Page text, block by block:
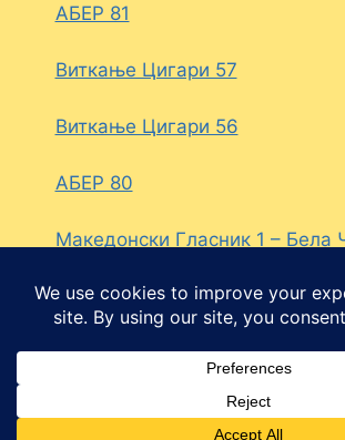
АБЕР 81
Виткање Цигари 57
Виткање Цигари 56
АБЕР 80
Македонски Гласник 1 – Бела
© 2026 Политичка партија